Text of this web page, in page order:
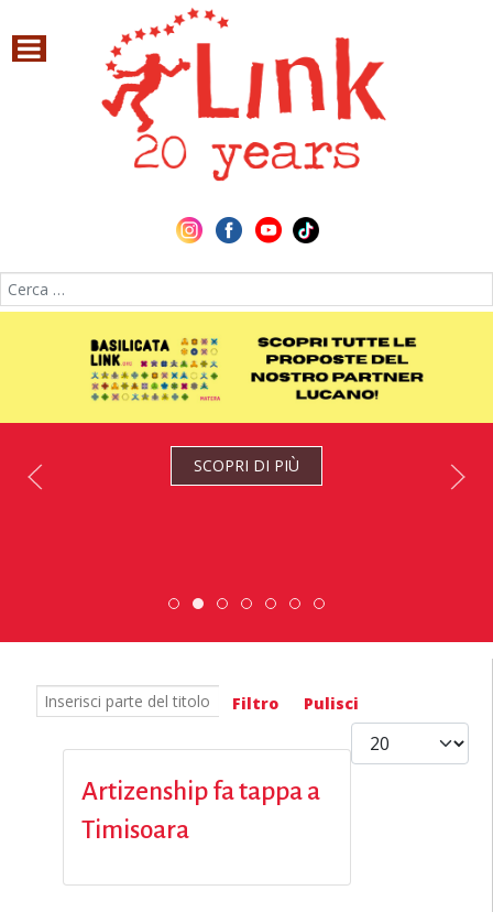
Cerca nel sito
SCOPRI DI PIÙ
DiscoverEu Inclusion
Scopri dove sono i nostri
ESC » Volontariato
Scambio Giovanile
Inserisci parte del titolo Filtro Pulisci
Visualizza #
Artizenship fa tappa a
Timisoara